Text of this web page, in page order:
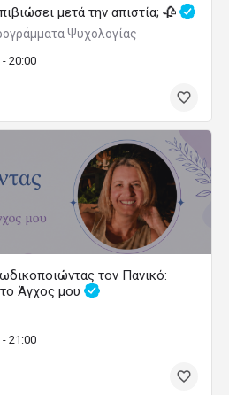
μετά την απιστία; 🥀
Ψυχολογίας
20:00
τον Πανικό:
Άγχος μου
21:00